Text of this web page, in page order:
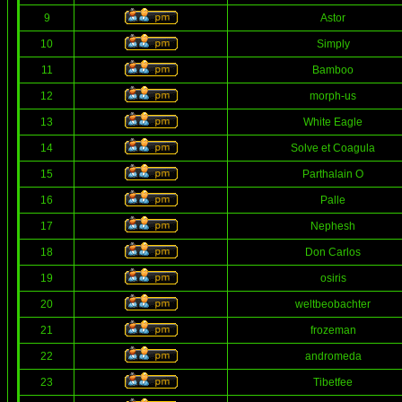
9 Astor
10 Simply
11 Bamboo
12 morph-us
13 White Eagle
14 Solve et Coagula
15 Parthalain O
16 Palle
17 Nephesh
18 Don Carlos
19 osiris
20 weltbeobachter
21 frozeman
22 andromeda
23 Tibetfee